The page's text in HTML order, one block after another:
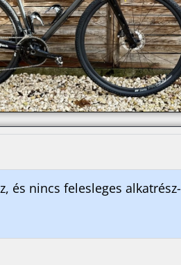
és nincs felesleges alkatrész-